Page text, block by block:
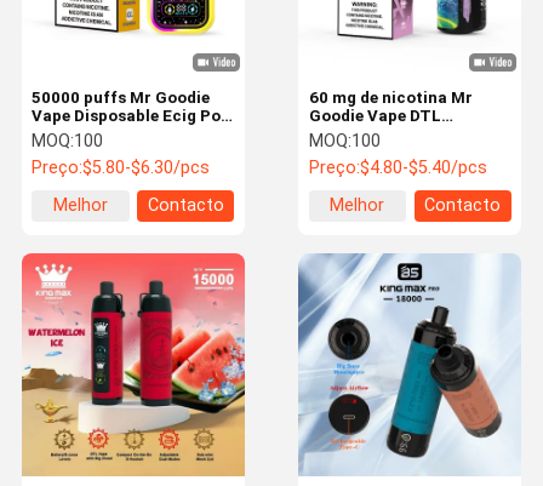
Para Casa Produtos Vídeos Sobre Nós
60 mg de nicotina Mr
Goodie Vape DTL
30000buffs sabor de
fruta Ecig Vape Pen
MOQ:100
Preço:$4.80-$5.40/pcs
Melhor
Contacto
50000 puffs Mr Goodie
Vape Disposable Ecig Pod
50mg Nicotine Salt Dual
Mesh Coil
MOQ:100
Preço:$5.80-$6.30/pcs
Melhor
Contacto